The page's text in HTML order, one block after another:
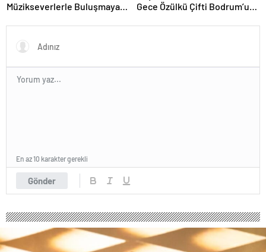
Müzikseverlerle Buluşmaya
Gece Özülkü Çifti Bodrum’u
Gönder
En az 10 karakter gerekli